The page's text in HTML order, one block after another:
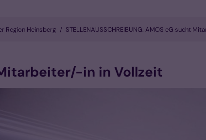
Region Heinsberg STELLENAUSSCHREIBUNG: AMOS eG sucht
Mitarbeiter/-in in Vollzeit